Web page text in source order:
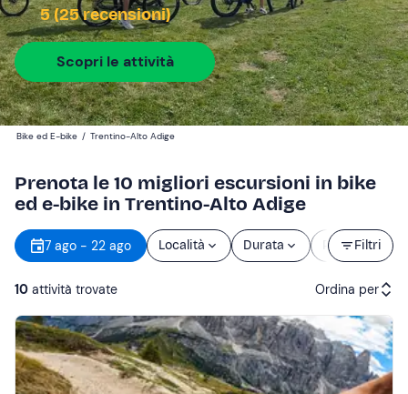
5 (25 recensioni)
Scopri le attività
Bike ed E-bike / Trentino-Alto Adige
Prenota le 10 migliori escursioni in bike
ed e-bike in Trentino-Alto Adige
Filtri
7 ago - 22 ago Località Durata Prezzo
10 attività trovate Ordina per
Attività consigliate
Prezzo (crescente)